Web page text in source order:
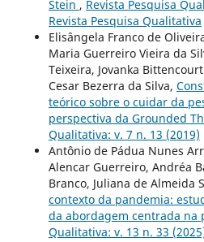
Stein , Revista Pesquisa
Revista Pesquisa Qualitativa
Elisângela Franco de
Maria Guerreiro Vieira da
Teixeira, Jovanka
Cesar Bezerra da Silva,
teórico sobre o cuidar da
perspectiva da Grounded
Qualitativa: v. 7 n. 13 (2019)
Antônio de Pádua Nunes
Alencar Guerreiro, Andréa
Branco, Juliana de Almeida
contexto da pandemia:
da abordagem centrada na
Qualitativa: v. 13 n. 33